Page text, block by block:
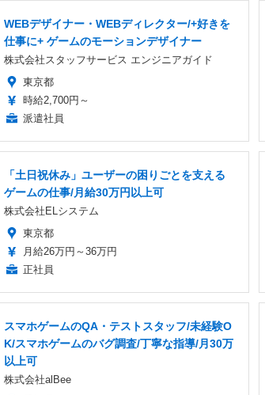
WEBデザイナー・WEBディレクター/+好きを
仕事に+ ゲームのモーションデザイナー
株式会社スタッフサービス エンジニアガイド
東京都
時給2,700円～
派遣社員
「土日祝休み」ユーザーの困りごとを支える
ゲームの仕事/月給30万円以上可
株式会社ELシステム
東京都
月給26万円～36万円
正社員
スマホゲームのQA・テストスタッフ/未経験O
K/スマホゲームのバグ調査/丁寧な指導/月30万
以上可
株式会社alBee